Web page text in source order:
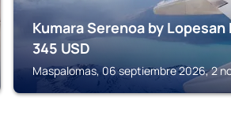
Kumara Serenoa by
345 USD
Maspalomas, 06 septiembre 2026, 2